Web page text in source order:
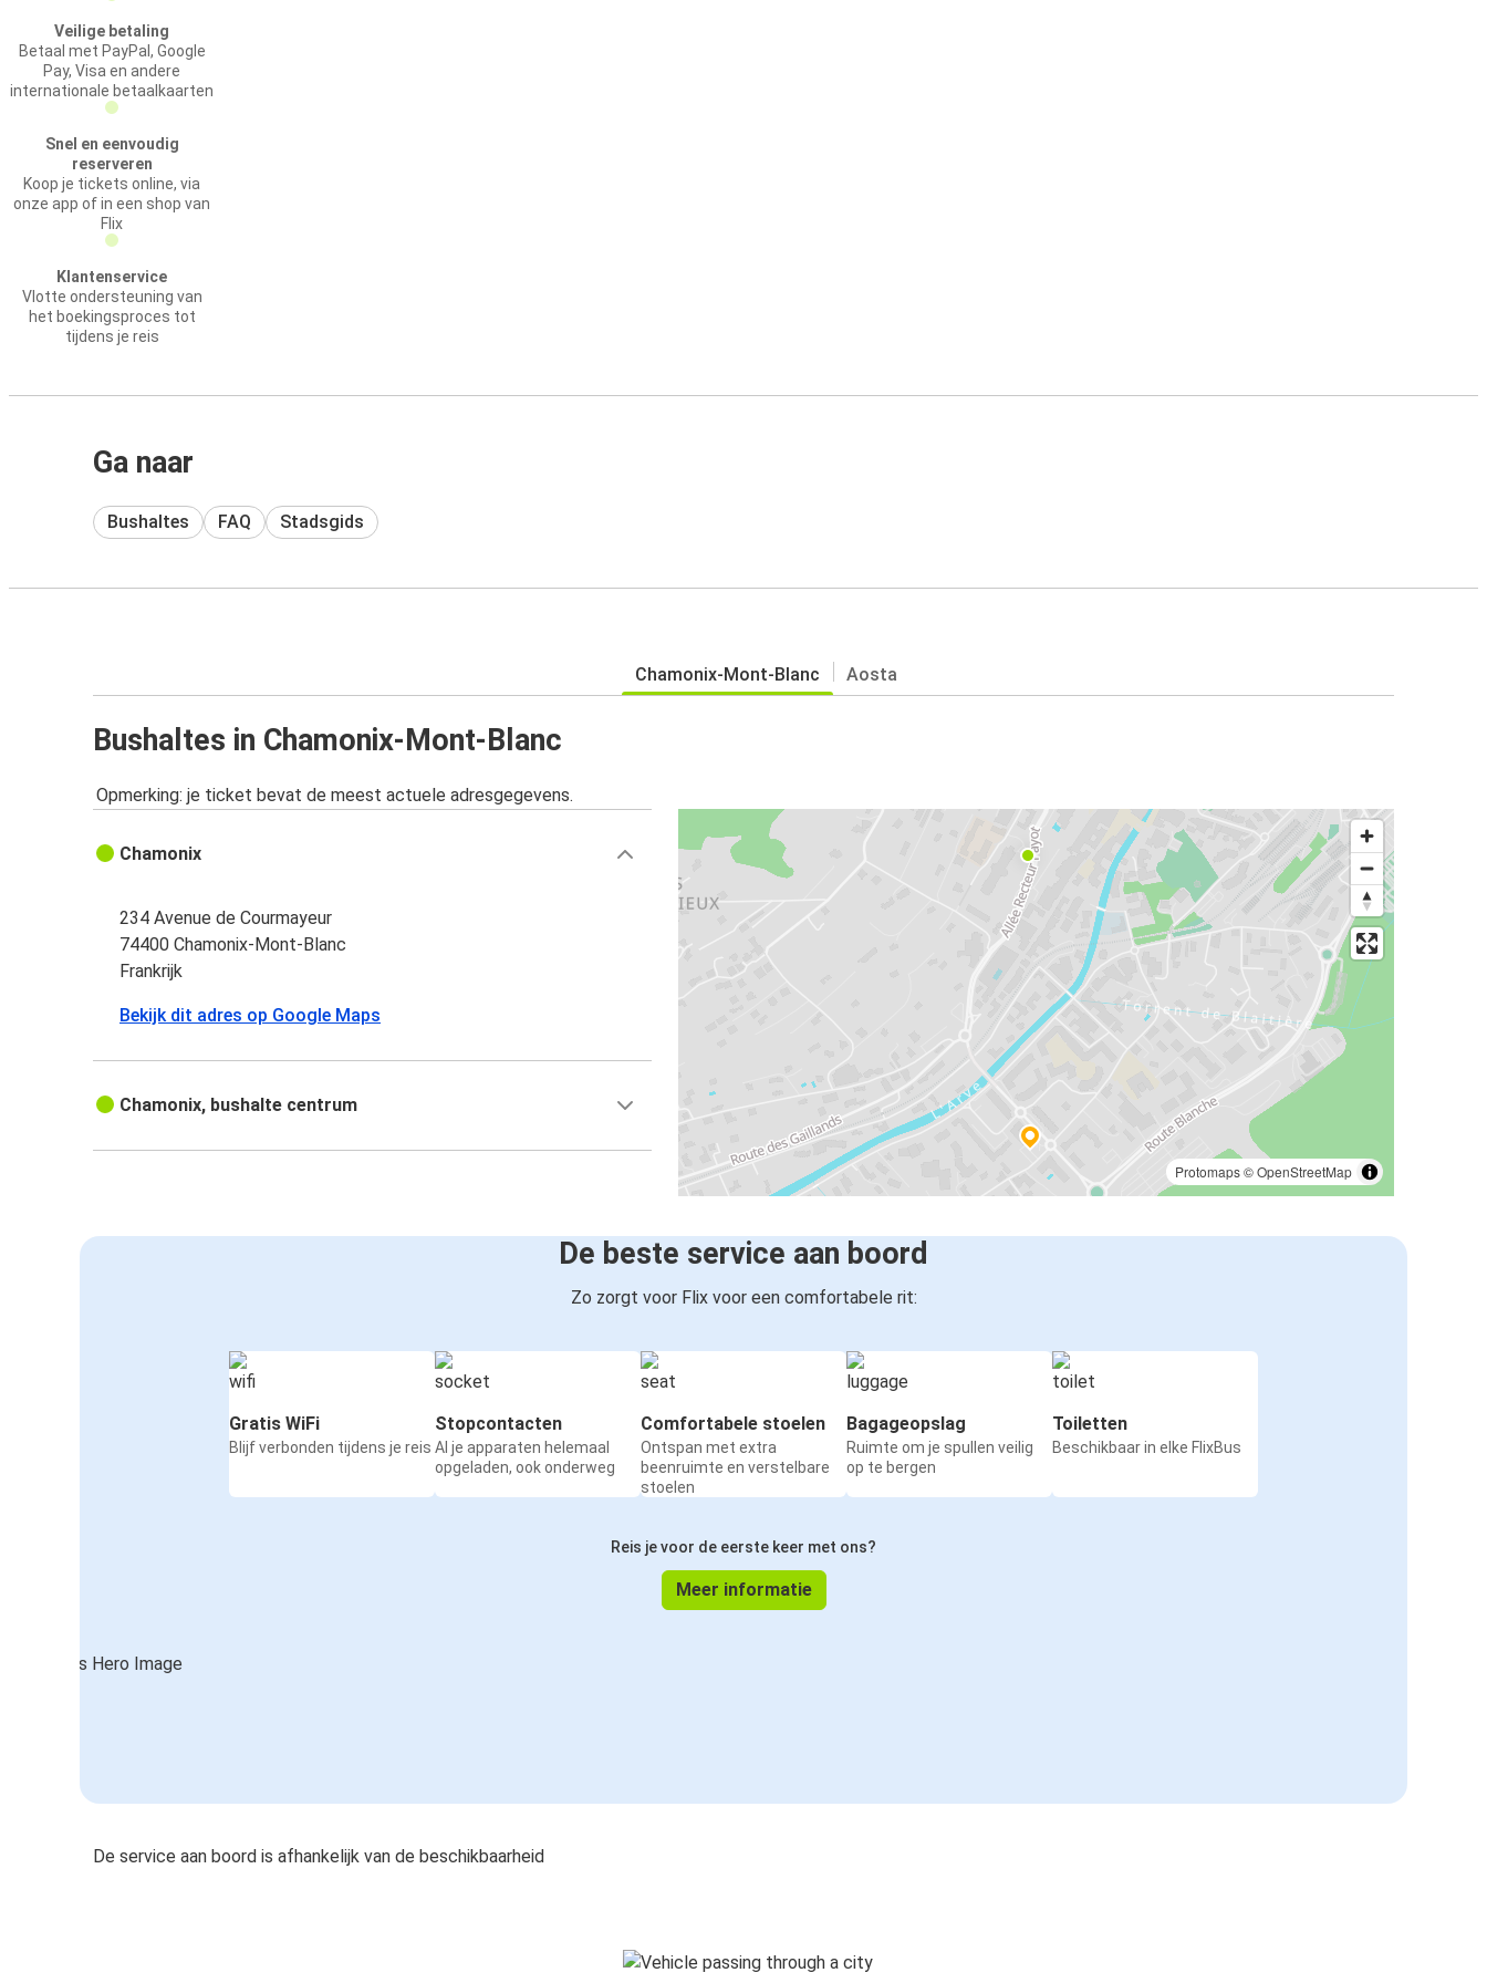
Veilige betaling
Betaal met PayPal, Google
Pay, Visa en andere
internationale betaalkaarten
Snel en eenvoudig
reserveren
Koop je tickets online, via
onze app of in een shop van
Flix
Klantenservice
Vlotte ondersteuning van
het boekingsproces tot
tijdens je reis
Ga naar
Bushaltes FAQ Stadsgids
Chamonix-Mont-Blanc Aosta
Bushaltes in Chamonix-Mont-Blanc
Opmerking: je ticket bevat de meest actuele adresgegevens.
Protomaps©OpenStreetMap
Chamonix
234 Avenue de Courmayeur
74400 Chamonix-Mont-Blanc
Frankrijk
Bekijk dit adres op Google Maps
Chamonix, bushalte centrum
De beste service aan boord
Zo zorgt voor Flix voor een comfortabele rit:
Gratis WiFi
Blijf verbonden tijdens je reis
Stopcontacten
Al je apparaten helemaal
opgeladen, ook onderweg
Comfortabele stoelen
Ontspan met extra
beenruimte en verstelbare
stoelen
Bagageopslag
Ruimte om je spullen veilig
op te bergen
Toiletten
Beschikbaar in elke FlixBus
Reis je voor de eerste keer met ons?
Meer informatie
De service aan boord is afhankelijk van de beschikbaarheid